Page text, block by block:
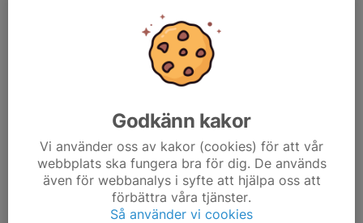
Samling: 16:50, Omklädningsrum #5 Kansliet
Godkänn kakor
Vi använder oss av kakor (cookies) för att vår
webbplats ska fungera bra för dig. De används
även för webbanalys i syfte att hjälpa oss att
förbättra våra tjänster.
Så använder vi cookies